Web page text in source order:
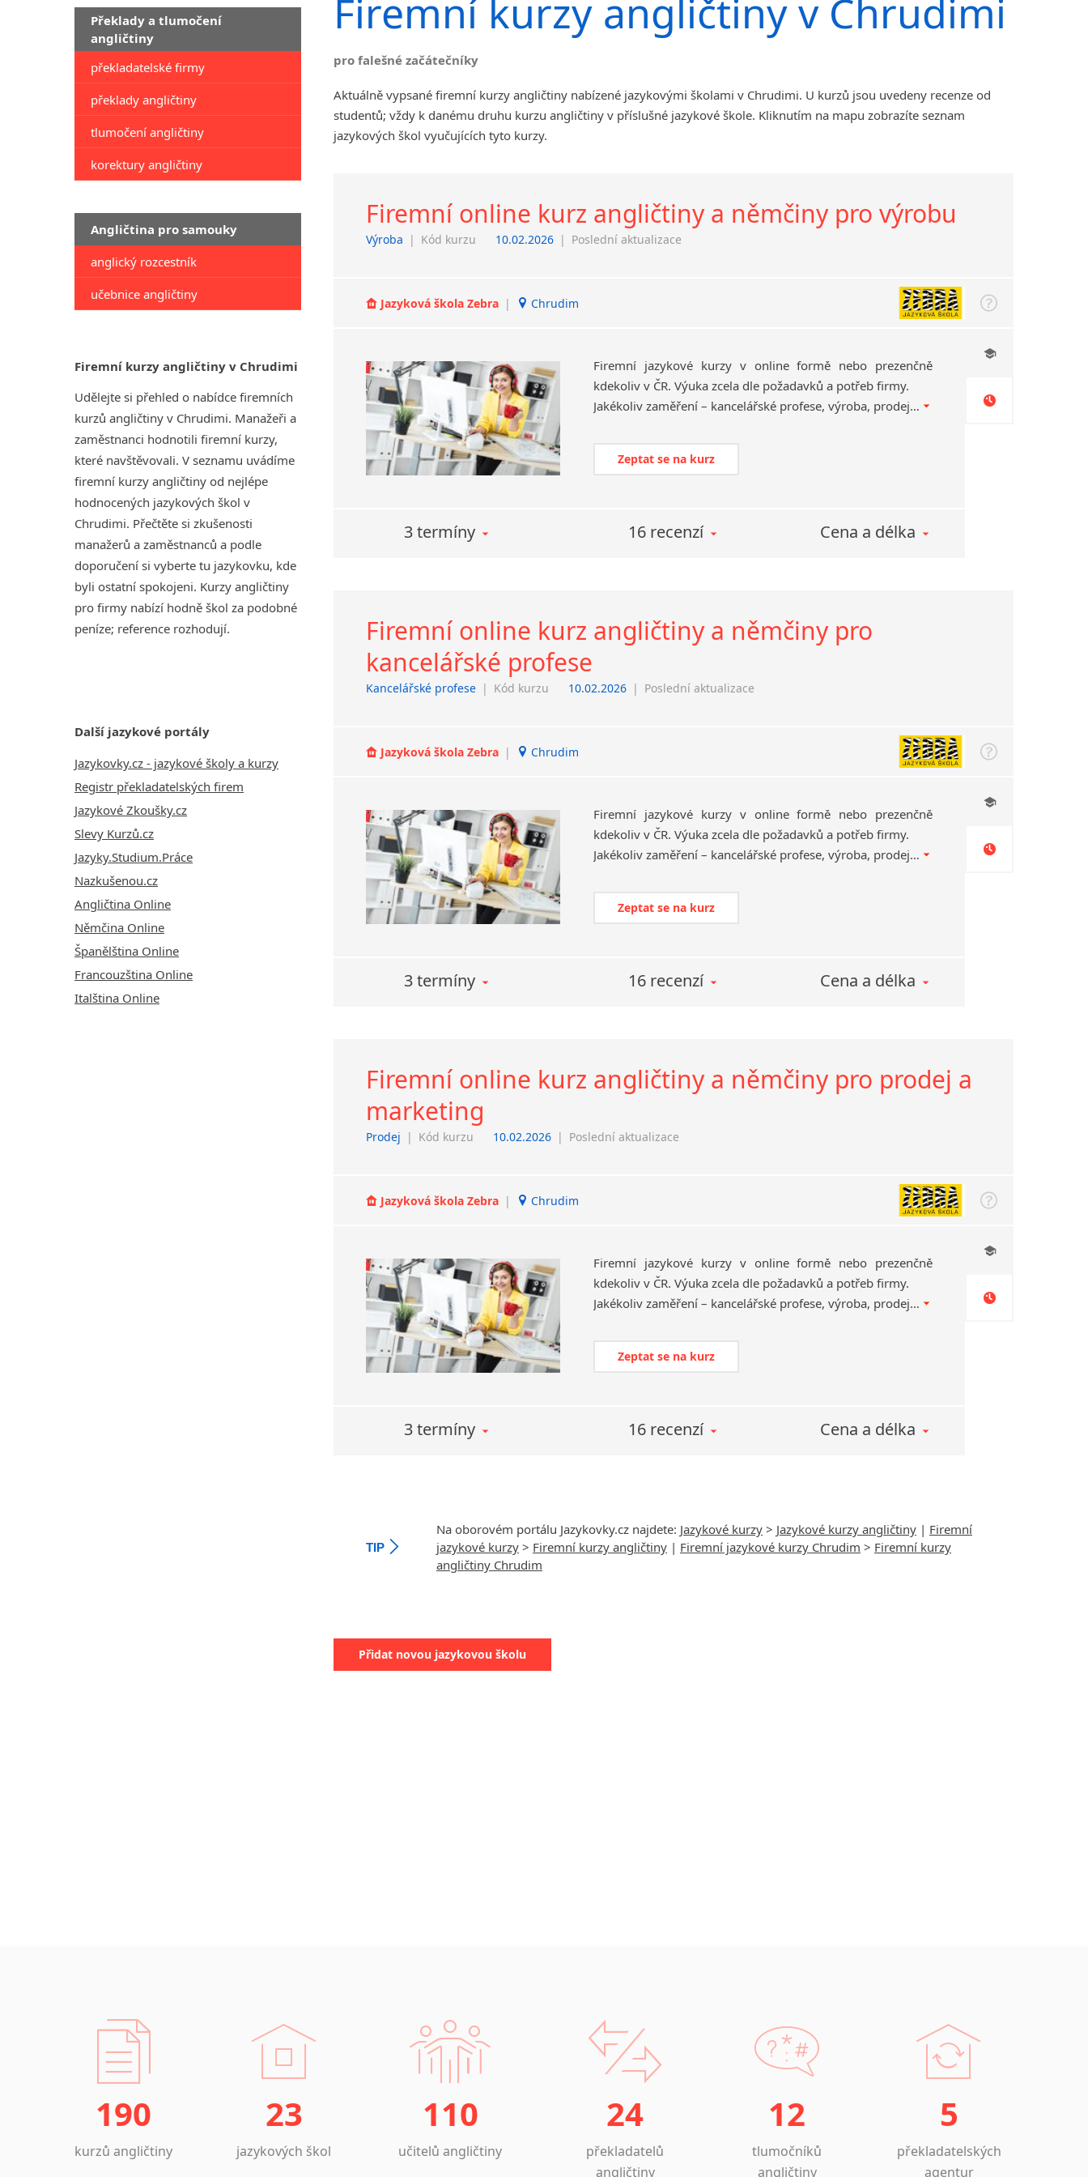
Překlady a tlumočení
angličtiny
překladatelské firmy
překlady angličtiny
tlumočení angličtiny
korektury angličtiny
Angličtina pro samouky
anglický rozcestník
učebnice angličtiny
Firemní kurzy angličtiny v Chrudimi
Udělejte si přehled o nabídce firemních
kurzů angličtiny v Chrudimi. Manažeři a
zaměstnanci hodnotili firemní kurzy,
které navštěvovali. V seznamu uvádíme
firemní kurzy angličtiny od nejlépe
hodnocených jazykových škol v
Chrudimi. Přečtěte si zkušenosti
manažerů a zaměstnanců a podle
doporučení si vyberte tu jazykovku, kde
byli ostatní spokojeni. Kurzy angličtiny
pro firmy nabízí hodně škol za podobné
peníze; reference rozhodují.
Další jazykové portály
Jazykovky.cz - jazykové školy a kurzy
Registr překladatelských firem
Jazykové Zkoušky.cz
Slevy Kurzů.cz
Jazyky.Studium.Práce
Nazkušenou.cz
Angličtina Online
Němčina Online
Španělština Online
Francouzština Online
Italština Online
Jihlava
Chomutov
Děčín
Hodonín
Klatovy
Prostějov
Sedlčany
Tišnov
angličtiny
Firemní kurzy angličtiny v Chrudimi
pro falešné začátečníky
Aktuálně vypsané firemní kurzy angličtiny nabízené jazykovými školami v Chrudimi. U kurzů jsou uvedeny recenze od
studentů; vždy k danému druhu kurzu angličtiny v příslušné jazykové škole. Kliknutím na mapu zobrazíte seznam
jazykových škol vyučujících tyto kurzy.
Firemní online kurz angličtiny a němčiny pro výrobu
Výroba | Kód kurzu 10.02.2026 | Poslední aktualizace
Jazyková škola Zebra | Chrudim
Firemní jazykové kurzy v online formě nebo prezenčně
kdekoliv v ČR. Výuka zcela dle požadavků a potřeb firmy.
Jakékoliv zaměření – kancelářské profese, výroba, prodej apod.
Zeptat se na kurz
3 termíny 16 recenzí Cena a délka
Firemní online kurz angličtiny a němčiny pro
kancelářské profese
Kancelářské profese | Kód kurzu 10.02.2026 | Poslední aktualizace
Jazyková škola Zebra | Chrudim
Firemní jazykové kurzy v online formě nebo prezenčně
kdekoliv v ČR. Výuka zcela dle požadavků a potřeb firmy.
Jakékoliv zaměření – kancelářské profese, výroba, prodej apod.
Zeptat se na kurz
3 termíny 16 recenzí Cena a délka
Firemní online kurz angličtiny a němčiny pro prodej a
marketing
Prodej | Kód kurzu 10.02.2026 | Poslední aktualizace
Jazyková škola Zebra | Chrudim
Firemní jazykové kurzy v online formě nebo prezenčně
kdekoliv v ČR. Výuka zcela dle požadavků a potřeb firmy.
Jakékoliv zaměření – kancelářské profese, výroba, prodej apod.
Zeptat se na kurz
3 termíny 16 recenzí Cena a délka
TIP
Na oborovém portálu Jazykovky.cz najdete: Jazykové kurzy > Jazykové kurzy angličtiny | Firemní
jazykové kurzy > Firemní kurzy angličtiny | Firemní jazykové kurzy Chrudim > Firemní kurzy
angličtiny Chrudim
Přidat novou jazykovou školu
190
kurzů angličtiny
23
jazykových škol
110
učitelů angličtiny
24
překladatelů
angličtiny
12
tlumočníků
angličtiny
5
překladatelských
agentur